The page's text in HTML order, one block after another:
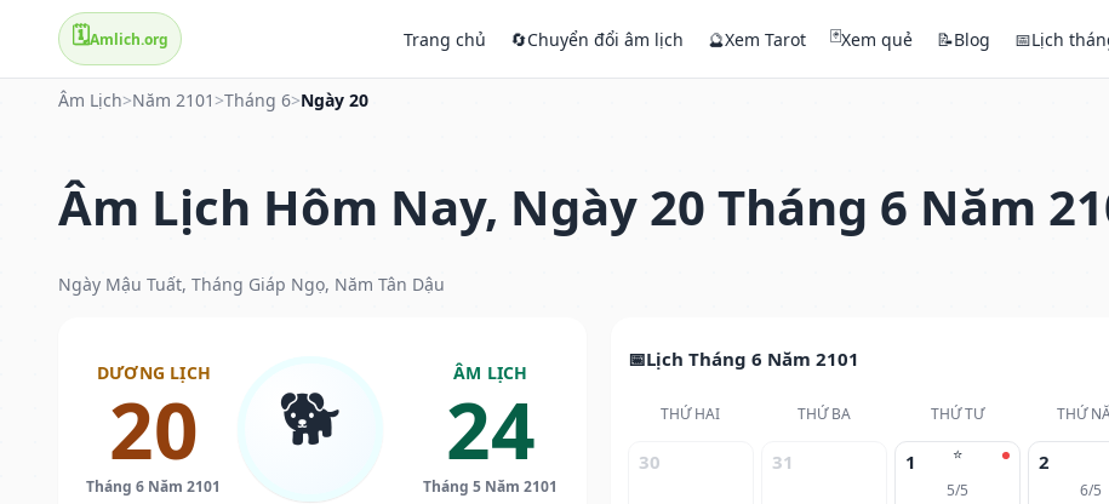
🗓️Amlich.org Trang chủ 🔄Chuyển đổi âm lịch 🔮Xem Tarot 🃏Xem quẻ 📝Blog 📅Lịch
Âm Lịch>Năm 2101 >Tháng 6>Ngày 20
Âm Lịch Hôm Nay, Ngày 20 Tháng 6 Năm
Ngày Mậu Tuất, Tháng Giáp Ngọ, Năm Tân Dậu
DƯƠNG LỊCH
20
Tháng 6 Năm 2101
🐕 ÂM LỊCH
24
Tháng 5 Năm 2101
Lịch Tháng 6 Năm 2101
THỨ HAI THỨ BA THỨ TƯ THỨ
30 31 ⭐
1
5/5
2
6/5